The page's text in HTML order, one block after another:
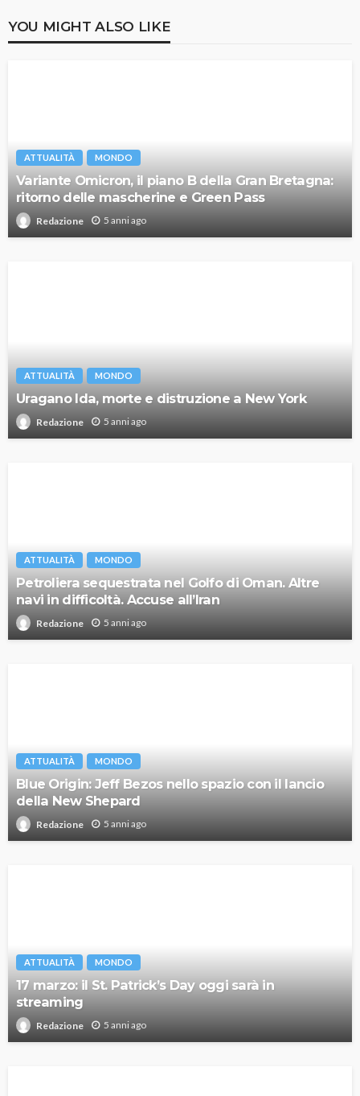
YOU MIGHT ALSO LIKE
ATTUALITÀ MONDO
Variante Omicron, il piano B della Gran Bretagna:
ritorno delle mascherine e Green Pass
Redazione 5 anni ago
ATTUALITÀ MONDO
Uragano Ida, morte e distruzione a New York
Redazione 5 anni ago
ATTUALITÀ MONDO
Petroliera sequestrata nel Golfo di Oman. Altre
navi in difficoltà. Accuse all’Iran
Redazione 5 anni ago
ATTUALITÀ MONDO
Blue Origin: Jeff Bezos nello spazio con il lancio
della New Shepard
Redazione 5 anni ago
ATTUALITÀ MONDO
17 marzo: il St. Patrick’s Day oggi sarà in
streaming
Redazione 5 anni ago